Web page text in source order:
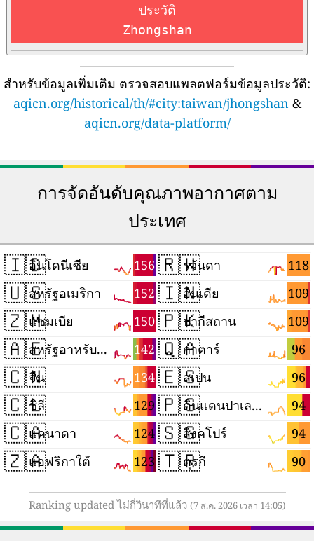
ประวัติ
Zhongshan
สำหรับข้อมูลเพิ่มเติม ตรวจสอบแพลตฟอร์มข้อมูลประวัติ:
aqicn.org/historical/th/#city:taiwan/jhongshan &
aqicn.org/data-platform/
การจัดอันดับคุณภาพอากาศตาม
ประเทศ
🇮🇩 156
อินโดนีเซีย
🇺🇸 152
สหรัฐอเมริกา
🇿🇲 150
แซมเบีย
🇦🇪 142
สหรัฐอาหรับเอมิเรตส์
🇨🇳 134
จีน
🇨🇱 129
ชิลี
🇨🇦 124
แคนาดา
🇿🇦 123
แอฟริกาใต้
🇷🇼 118
รวันดา
🇮🇳 109
อินเดีย
🇵🇰 109
ปากีสถาน
🇶🇦 96
กาตาร์
🇪🇸 96
สเปน
🇵🇸 94
ดินแดนปาเลสไตน์
🇸🇬 94
สิงคโปร์
🇹🇷 90
ตุรกี
Ranking updated ไม่กี่วินาทีที่แล้ว (7 ส.ค. 2026 เวลา 14:05)